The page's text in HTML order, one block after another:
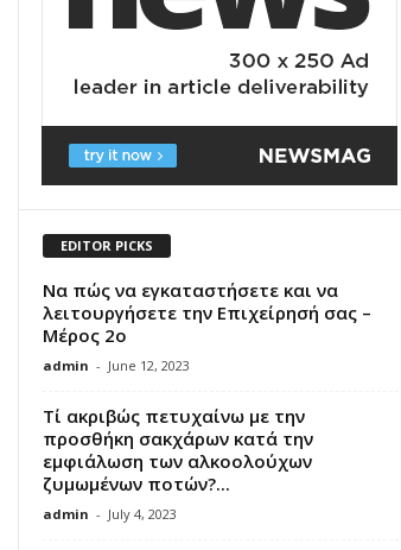
EDITOR PICKS
Να πώς να εγκαταστήσετε και να
λειτουργήσετε την Επιχείρησή σας –
Μέρος 2ο
admin - June 12, 2023
Τί ακριβώς πετυχαίνω με την
προσθήκη σακχάρων κατά την
εμφιάλωση των αλκοολούχων
ζυμωμένων ποτών?...
admin - July 4, 2023